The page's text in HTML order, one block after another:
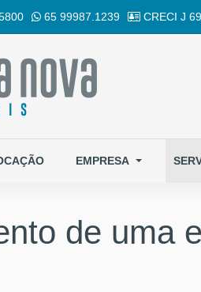
65 99987.1239 CRECI J
EMPRESA
de uma